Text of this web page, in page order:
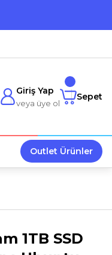
Giriş Yap
veya üye ol
Sepet
Outlet Ürünler
1TB SSD